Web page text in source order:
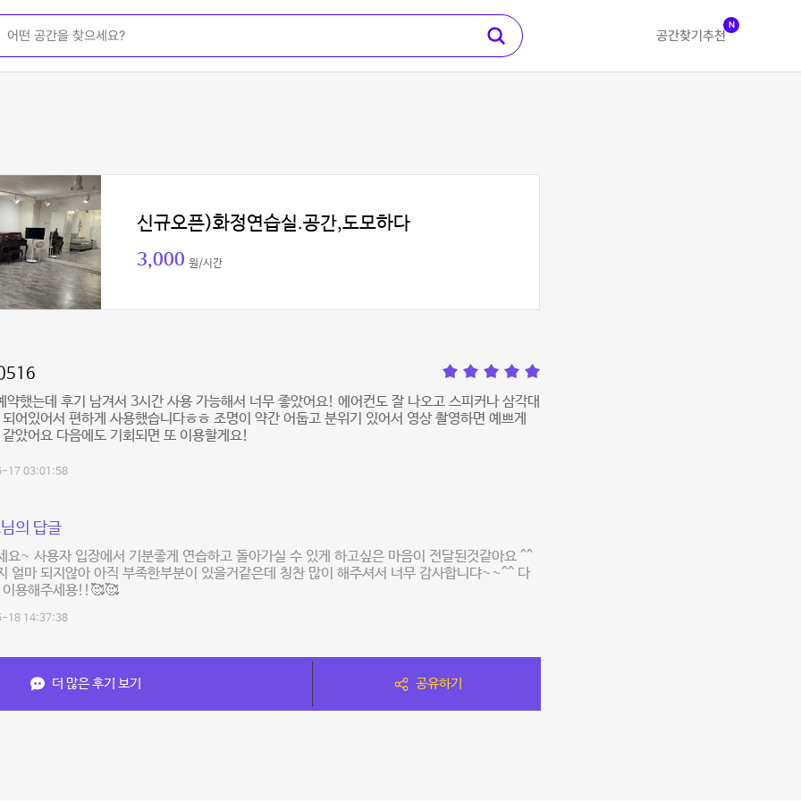
공간찾기 추천
N
신규오픈)화정연습실.공간,도모하다
3,000 원/시간
약했는데 후기 남겨서 3시간 사용 가능해서 너무 좋았어요! 에어컨도 잘 나오고 스피커나 삼각대
어있어서 편하게 사용했습니다ㅎㅎ 조명이 약간 어둡고 분위기 있어서 영상 촬영하면 예쁘게
았어요 다음에도 기회되면 또 이용할게요!
17 03:01:58
의 답글
요~ 사용자 입장에서 기분좋게 연습하고 돌아가실 수 있게 하고싶은 마음이 전달된것같아요 ^^
얼마 되지않아 아직 부족한부분이 있을거같은데 칭찬 많이 해주셔서 너무 감사합니댜~~^^ 다
이용해주세용!!🥰🥰
18 14:37:38
더 많은 후기 보기 공유하기